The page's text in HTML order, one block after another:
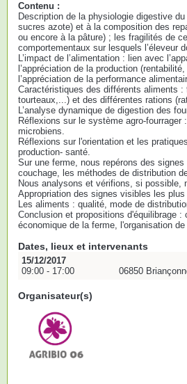
Contenu :
Description de la physiologie digestive
sucres azote) et à la composition des
ou encore à la pâture) ; les fragilités de
comportementaux sur lesquels l’éleveur
L’impact de l’alimentation : lien avec
l’appréciation de la production
l’appréciation de la performance
Caractéristiques des différents aliments
tourteaux,...) et des différentes rations
L’analyse dynamique de digestion des
Réflexions sur le système agro-
microbiens.
Réflexions sur l'orientation et les
production- santé.
Sur une ferme, nous repérons des
couchage, les méthodes de distribution
Nous analysons et vérifions, si possible,
Appropriation des signes visibles les plus
Les aliments : qualité, mode de
Conclusion et propositions d'équilibrage
économique de la ferme, l'organisation
Dates, lieux et intervenants
15/12/2017
09:00 - 17:00
06850
Organisateur(s)